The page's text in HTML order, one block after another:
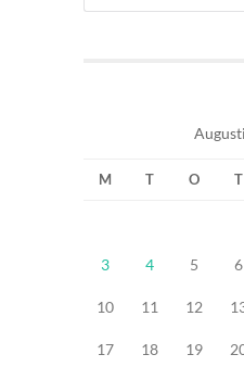
M T O T
3 4 5 6
10 11 12
17 18 19